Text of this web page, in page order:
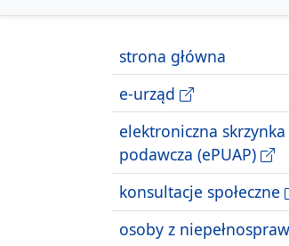
strona główna
e-urząd
elektroniczna skrzynka
podawcza (ePUAP)
konsultacje społeczne
osoby z